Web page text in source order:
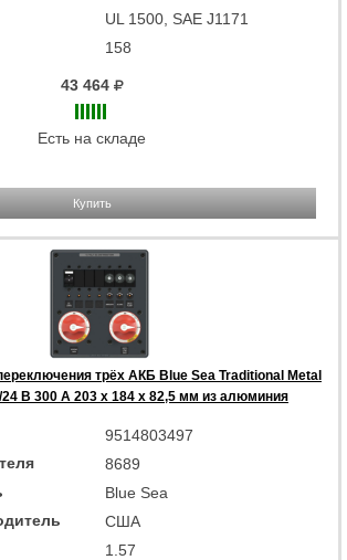
UL 1500, SAE J1171
158
43 464
Есть на складе
Купить
трёх АКБ Blue Sea Traditional Metal
24 В 300 А 203 x 184 x 82,5 мм из алюминия
9514803497
8689
Blue Sea
США
1.57